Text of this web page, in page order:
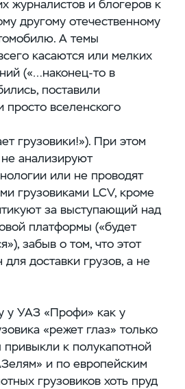
журналистов и блогеров к
другому отечественному
А темы
касаются или мелких
(​«…наконец-то в
поставили
просто вселенского
грузовики!»). При этом
анализируют
или не проводят
грузовиками LCV, кроме
за выступающий над
платформы (​«будет
забыв о том, что этот
доставки грузов, а не
у УАЗ «Профи» как у
«режет глаз» только
к полукапотной
и по европейским
грузовиков ​хоть пруд